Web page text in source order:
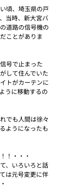
頃、埼玉県の戸
当時、新大宮バ
道路の信号機の
ことがありま
号で止まった
して住んでいた
トがカーテンに
うに移動するの
でも人間は徐々
ようになったも
！・・・
、いろいろと話
は元号変更に伴